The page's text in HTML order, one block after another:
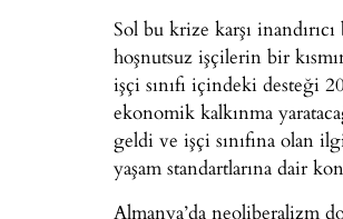
Sol bu krize karşı
hoşnutsuz işçilerin bir
işçi sınıfı içindeki desteği
ekonomik kalkınma
geldi ve işçi sınıfına olan
yaşam standartlarına dair
Almanya’da neoliberalizm